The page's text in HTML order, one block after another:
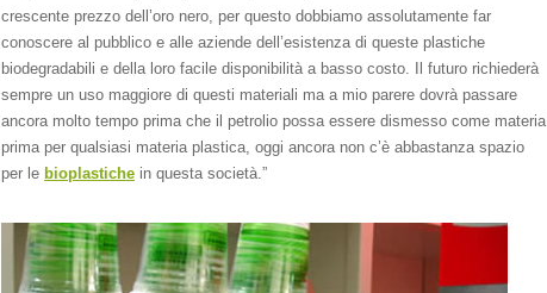
crescente prezzo dell’oro nero, per questo dobbiamo assolutamente far
conoscere al pubblico e alle aziende dell’esistenza di queste plastiche
biodegradabili e della loro facile disponibilità a basso costo. Il futuro richiederà
sempre un uso maggiore di questi materiali ma a mio parere dovrà passare
ancora molto tempo prima che il petrolio possa essere dismesso come materia
prima per qualsiasi materia plastica, oggi ancora non c’è abbastanza spazio
per le bioplastiche in questa società.”